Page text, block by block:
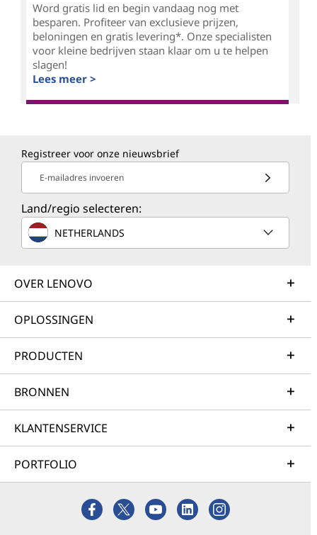
Word gratis lid en begin vandaag nog met
besparen. Profiteer van exclusieve prijzen,
beloningen en gratis levering*. Onze specialisten
voor kleine bedrijven staan klaar om u te helpen
slagen!
Lees meer >
Registreer voor onze nieuwsbrief
E-mailadres invoeren
Land/regio selecteren:
NETHERLANDS
OVER LENOVO
OPLOSSINGEN
PRODUCTEN
BRONNEN
KLANTENSERVICE
PORTFOLIO